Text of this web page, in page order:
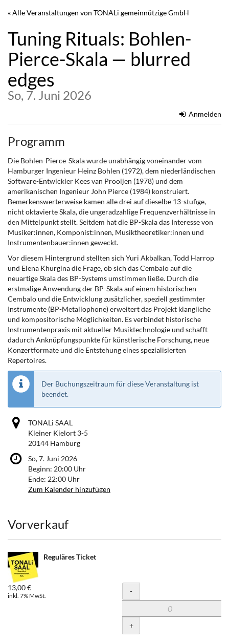
Zum
springen
« Alle Veranstaltungen von TONALi gemeinnützige GmbH
Tuning Rituals: Bohlen-
Pierce-Skala — blurred
edges
So, 7. Juni 2026
Anmelden
Programm
Die Bohlen-Pierce-Skala wurde unabhängig voneinander vom
Hamburger Ingenieur Heinz Bohlen (1972), dem niederländischen
Software-Entwickler Kees van Prooijen (1978) und dem
amerikanischen Ingenieur John Pierce (1984) konstruiert.
Bemerkenswerterweise kamen alle drei auf dieselbe 13-stufige,
nicht oktavierte Skala, die ungeradzahlige Frequenzverhältnisse in
den Mittelpunkt stellt. Seitdem hat die BP-Skala das Interesse von
Musiker:innen, Komponist:innen, Musiktheoretiker:innen und
Instrumentenbauer:innen geweckt.
Vor diesem Hintergrund stellten sich Yuri Akbalkan, Todd Harrop
und Elena Khurgina die Frage, ob sich das Cembalo auf die
neuartige Skala des BP-Systems umstimmen ließe. Durch die
erstmalige Anwendung der BP-Skala auf einem historischen
Cembalo und die Entwicklung zusätzlicher, speziell gestimmter
Instrumente (BP-Metallophone) erweitert das Projekt klangliche
und kompositorische Möglichkeiten. Es verbindet historische
Instrumentenpraxis mit aktueller Musiktechnologie und schafft
dadurch Anknüpfungspunkte für künstlerische Forschung, neue
Konzertformate und die Entstehung eines spezialisierten
Repertoires.
Der Buchungszeitraum für diese Veranstaltung ist
beendet.
TONALi SAAL
Kleiner Kielort 3-5
20144 Hamburg
So, 7. Juni 2026
Beginn: 20:00 Uhr
Ende: 22:00 Uhr
Zum Kalender hinzufügen
Produkte
Vorverkauf
Reguläres Ticket
13,00 €
inkl. 7% MwSt. Menge
-
+